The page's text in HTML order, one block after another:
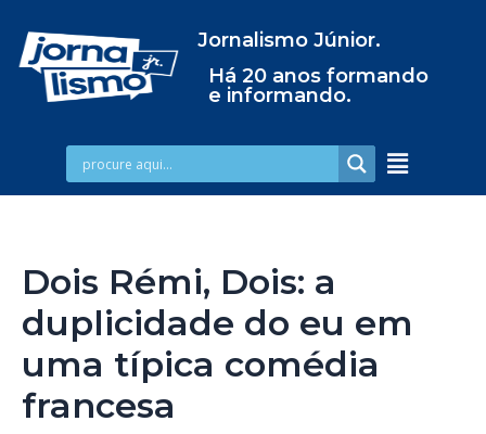
Jornalismo Júnior.
Há 20 anos formando
e informando.
Dois Rémi, Dois: a
duplicidade do eu em
uma típica comédia
francesa